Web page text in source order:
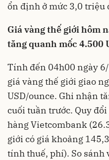
ổn định ở mức 3,0 triệu
Giá vàng thế giới hôm
tăng quanh mốc 4.500
Tính đến 04h00 ngày
giá vàng thế giới giao
USD/ounce. Ghi nhận
cuối tuần trước. Quy
hàng Vietcombank
giới có giá khoảng
tính thuế, phí). So sánh